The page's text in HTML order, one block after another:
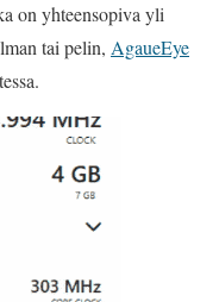
on yhteensopiva yli
tai pelin, AgaueEye